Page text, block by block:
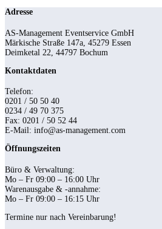
Adresse
AS-Management Eventservice GmbH
Märkische Straße 147a, 45279 Essen
Deimketal 22, 44797 Bochum
Kontaktdaten
Telefon:
0201 / 50 50 40
0234 / 49 70 375
Fax: 0201 / 50 52 44
E-Mail: info@as-management.com
Öffnungszeiten
Büro & Verwaltung:
Mo – Fr 09:00 – 16:00 Uhr
Warenausgabe & -annahme:
Mo – Fr 09:00 – 16:15 Uhr
Termine nur nach Vereinbarung!